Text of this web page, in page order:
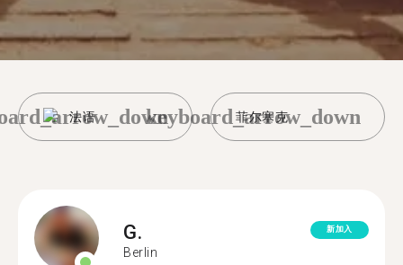
法语 菲尔塞克
keyboard_arrow_down
G.
Berlin
新加入